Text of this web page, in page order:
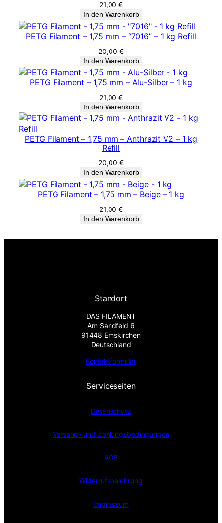
21,00€
In den Warenkorb
PETG Filament – 1,75 mm – “7016” – 1 kg Refill
20,00 €
In den Warenkorb
PETG Filament – 1,75 mm – Alu-Silber – 1 kg
21,00€
In den Warenkorb
PETG Filament – 1,75 mm – Anthrazit V2 – 1 kg
Refill
20,00 €
In den Warenkorb
PETG Filament – 1,75 mm – Beige – 1 kg
21,00€
In den Warenkorb
Standort
DAS FILAMENT
Am Sandfeld 6
91448 Emskirchen
Deutschland
Kontaktformular
Serviceseiten
Datenschutz
Versand- und Zahlungsbedingungen
AGB
Widerrufsbelehrung
Impressum